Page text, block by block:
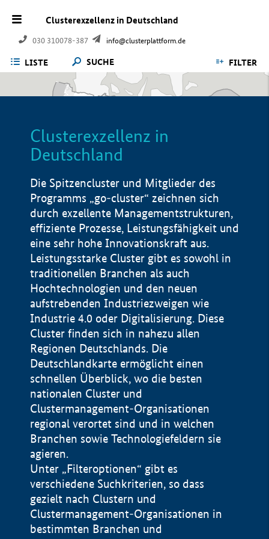
Clusterexzellenz in Deutschland
030 310078-387 info@clusterplattform.de
LISTE SUCHE FILTER
Clusterexzellenz in
Deutschland
Die Spitzencluster und Mitglieder des
Programms „go-cluster“ zeichnen sich
durch exzellente Managementstrukturen,
effiziente Prozesse, Leistungsfähigkeit und
eine sehr hohe Innovationskraft aus.
Leistungsstarke Cluster gibt es sowohl in
traditionellen Branchen als auch
Hochtechnologien und den neuen
aufstrebenden Industriezweigen wie
Industrie 4.0 oder Digitalisierung. Diese
Cluster finden sich in nahezu allen
Regionen Deutschlands. Die
Deutschlandkarte ermöglicht einen
schnellen Überblick, wo die besten
nationalen Cluster und
Clustermanagement-Organisationen
regional verortet sind und in welchen
Branchen sowie Technologiefeldern sie
agieren.
Unter „Filteroptionen“ gibt es
verschiedene Suchkriterien, so dass
gezielt nach Clustern und
Clustermanagement-Organisationen in
bestimmten Branchen und
Impressum
Datenschutzerklärung
BMWE, 2026 ©
100 km © Geobasis-DE / BKG 2015